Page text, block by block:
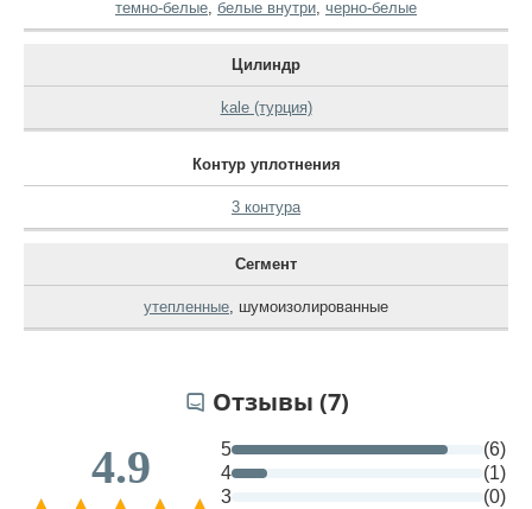
темно-белые, белые внутри, черно-белые
Цилиндр
kale (турция)
Контур уплотнения
3 контура
Сегмент
утепленные, шумоизолированные
Отзывы (7)
4.9 5
(6)
4
(1)
3
(0)